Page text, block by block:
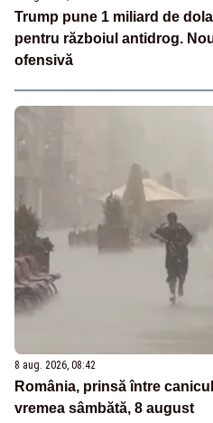
Trump pune 1 miliard de
pentru războiul antidrog.
ofensivă
8 aug. 2026, 08:42
România, prinsă între
vremea sâmbătă, 8 august